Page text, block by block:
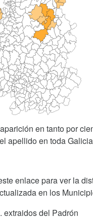
en tanto por
apellido en toda
enlace para ver la
en los
extraidos del Padrón